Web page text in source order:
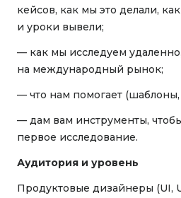
кейсов, как мы это делали,
и уроки вывели;
— как мы исследуем
на международный рынок;
— что нам помогает (шаблоны,
— дам вам инструменты,
первое исследование.
Аудитория и уровень
Продуктовые дизайнеры (UI,